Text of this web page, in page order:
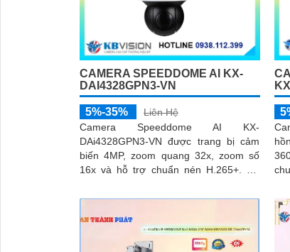
CAMERA SPEEDDOME AI KX-
DAI4328GPN3-VN
5%-35%
Liên Hệ
Camera Speeddome AI KX-
DAi4328GPN3-VN được trang bị cảm
biến 4MP, zoom quang 32x, zoom số
16x và hỗ trợ chuẩn nén H.265+. Độ